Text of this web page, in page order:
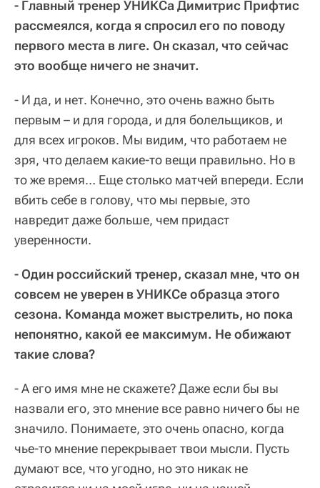
- Главный тренер УНИКСа Димитрис Прифтис
рассмеялся, когда я спросил его по поводу
первого места в лиге. Он сказал, что сейчас
это вообще ничего не значит.
- И да, и нет. Конечно, это очень важно быть
первым – и для города, и для болельщиков, и
для всех игроков. Мы видим, что работаем не
зря, что делаем какие-то вещи правильно. Но в
то же время… Еще столько матчей впереди. Если
вбить себе в голову, что мы первые, это
навредит даже больше, чем придаст
уверенности.
- Один российский тренер, сказал мне, что он
совсем не уверен в УНИКСе образца этого
сезона. Команда может выстрелить, но пока
непонятно, какой ее максимум. Не обижают
такие слова?
- А его имя мне не скажете? Даже если бы вы
назвали его, это мнение все равно ничего бы не
значило. Понимаете, это очень опасно, когда
чье-то мнение перекрывает твои мысли. Пусть
думают все, что угодно, но это никак не